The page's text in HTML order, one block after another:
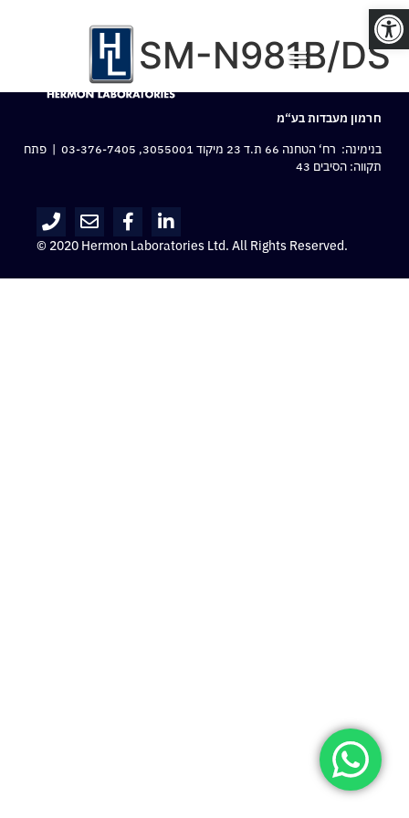
פתח סרגל נגישות
SM-N981B/DS
חרמון מעבדות בע“מ
בנימינה: רח‘ הטחנה 66 ת.ד 23 מיקוד 3055001,
03-376-7405 | פתח
תקווה: הסיבים 43
© 2020 Hermon Laboratories Ltd. All Rights Reserved.